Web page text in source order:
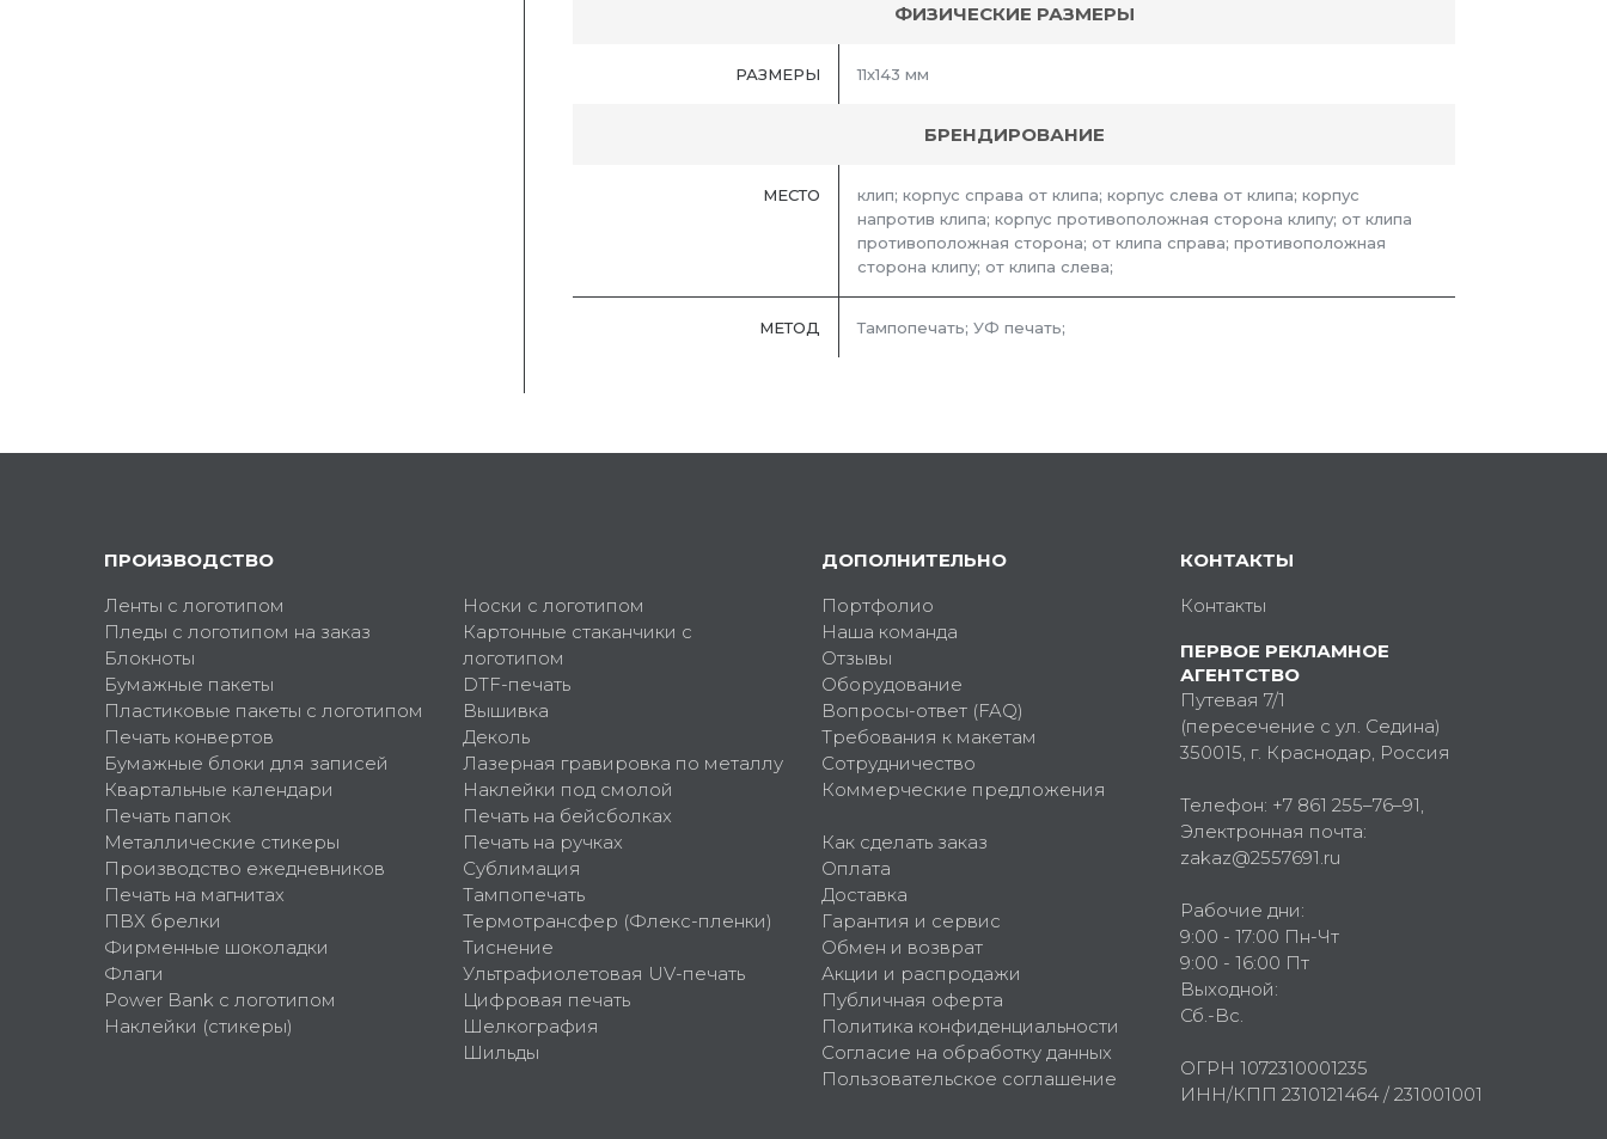
ФИЗИЧЕСКИЕ РАЗМЕРЫ
РАЗМЕРЫ 11х143 мм
БРЕНДИРОВАНИЕ
МЕСТО
клип; корпус справа от клипа; корпус слева от клипа; корпус
напротив клипа; корпус противоположная сторона клипу; от клипа
противоположная сторона; от клипа справа; противоположная
сторона клипу; от клипа слева;
МЕТОД Тампопечать; УФ печать;
ПРОИЗВОДСТВО
Ленты с логотипом
Пледы с логотипом на заказ
Блокноты
Бумажные пакеты
Пластиковые пакеты с логотипом
Печать конвертов
Бумажные блоки для записей
Квартальные календари
Печать папок
Металлические стикеры
Производство ежедневников
Печать на магнитах
ПВХ брелки
Фирменные шоколадки
Флаги
Power Bank с логотипом
Наклейки (стикеры)
Носки с логотипом
Картонные стаканчики с
логотипом
DTF-печать
Вышивка
Деколь
Лазерная гравировка по металлу
Наклейки под смолой
Печать на бейсболках
Печать на ручках
Сублимация
Тампопечать
Термотрансфер (Флекс-пленки)
Тиснение
Ультрафиолетовая UV-печать
Цифровая печать
Шелкография
Шильды
ДОПОЛНИТЕЛЬНО
Портфолио
Наша команда
Отзывы
Оборудование
Вопросы-ответ (FAQ)
Требования к макетам
Сотрудничество
Коммерческие предложения
Как сделать заказ
Оплата
Доставка
Гарантия и сервис
Обмен и возврат
Акции и распродажи
Публичная оферта
Политика конфиденциальности
Согласие на обработку данных
Пользовательское соглашение
КОНТАКТЫ
Контакты
ПЕРВОЕ РЕКЛАМНОЕ
АГЕНТСТВО
Путевая 7/1
(пересечение с ул. Седина)
350015, г. Краснодар, Россия
Телефон: +7 861 255–76–91,
Электронная почта:
zakaz@2557691.ru
Рабочие дни:
9:00 - 17:00 Пн-Чт
9:00 - 16:00 Пт
Выходной:
Сб.-Вс.
ОГРН 1072310001235
ИНН/КПП 2310121464 / 231001001